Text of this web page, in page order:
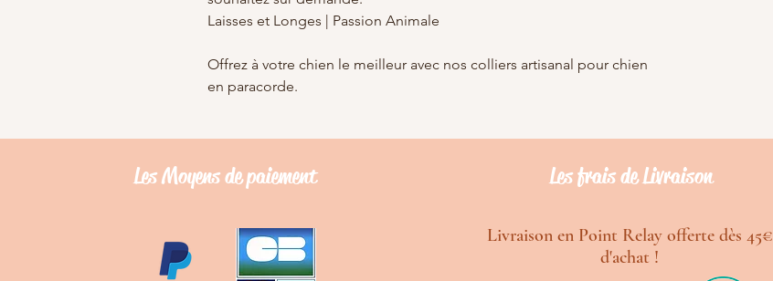
Laisses et Longes | Passion Animale
Offrez à votre chien le meilleur avec nos colliers artisanal pour chien
en paracorde.
Les Moyens depaiement Les frais de Livraison
Livraison en Point Relay offerte dès 45€
d'achat !